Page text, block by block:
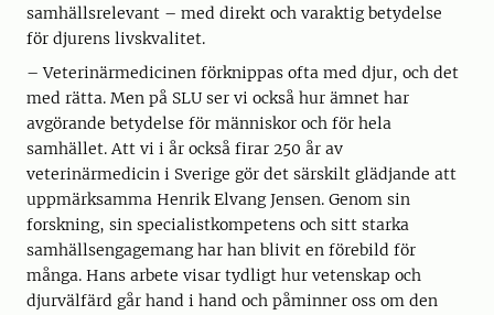
samhällsrelevant – med direkt och varaktig betydelse
för djurens livskvalitet.
– Veterinärmedicinen förknippas ofta med djur, och det
med rätta. Men på SLU ser vi också hur ämnet har
avgörande betydelse för människor och för hela
samhället. Att vi i år också firar 250 år av
veterinärmedicin i Sverige gör det särskilt glädjande att
uppmärksamma Henrik Elvang Jensen. Genom sin
forskning, sin specialistkompetens och sitt starka
samhällsengagemang har han blivit en förebild för
många. Hans arbete visar tydligt hur vetenskap och
djurvälfärd går hand i hand och påminner oss om den